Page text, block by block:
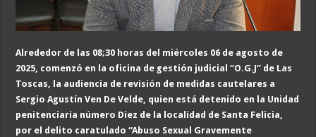
Alrededor de las 08;30 horas del miércoles 06 de agosto de
2025, comenzó en la oficina de gestión judicial “O.G.J” de Las
Toscas, la audiencia de revisión de medidas cautelares a
Sergio Agustín Ven De Velde, quien está detenido en la Unidad
penitenciaria número Diez de la localidad de Santa Felicia,
por el delito caratulado “Abuso Sexual Gravemente